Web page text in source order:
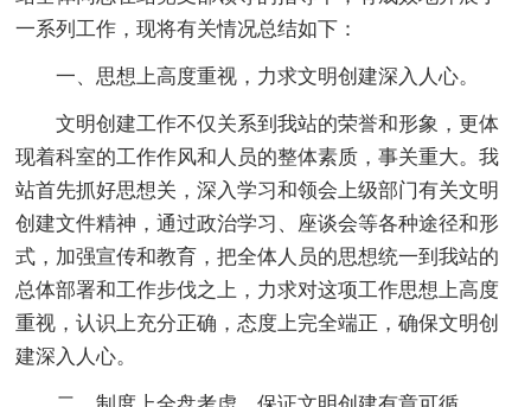
一系列工作，现将有关情况总结如下：
一、思想上高度重视，力求文明创建深入人心。
文明创建工作不仅关系到我站的荣誉和形象，更体
现着科室的工作作风和人员的整体素质，事关重大。我
站首先抓好思想关，深入学习和领会上级部门有关文明
创建文件精神，通过政治学习、座谈会等各种途径和形
式，加强宣传和教育，把全体人员的思想统一到我站的
总体部署和工作步伐之上，力求对这项工作思想上高度
重视，认识上充分正确，态度上完全端正，确保文明创
建深入人心。